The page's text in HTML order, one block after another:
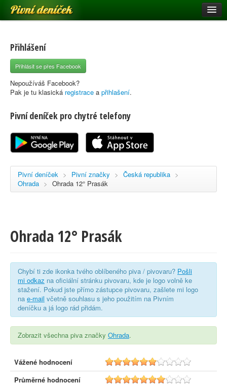
Pivní deníček
Pivní mapa
Pivní značky
Nápověda
Registrace
Přihlášení
Přihlásit se přes Facebook
Nepoužíváš Facebook?
Pak je tu klasická registrace a přihlašení.
Pivní deníček pro chytré telefony
Pivní deníček > Pivní značky > Česká republika >
Ohrada > Ohrada 12° Prasák
Ohrada 12° Prasák
Chybí ti zde ikonka tvého oblíbeného piva / pivovaru? Pošli
mi odkaz na oficiální stránku pivovaru, kde je logo volně ke
stažení. Pokud jste přímo zástupce pivovaru, zašlete mi logo
na e-mail včetně souhlasu s jeho použitím na Pivním
deníčku a já logo rád přidám.
Zobrazit všechna piva značky Ohrada.
Vážené hodnocení
6.5
Průměrné hodnocení
7.0